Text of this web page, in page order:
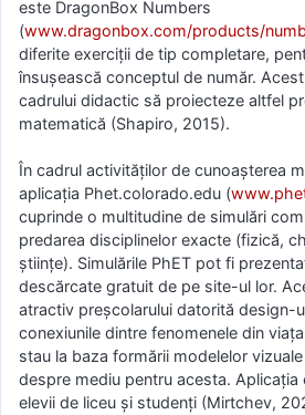
este DragonBox Numbers
(www.dragonbox.com/products/
diferite exerciții de tip completare,
însușească conceptul de număr.
cadrului didactic să proiecteze altfel
matematică (Shapiro, 2015).
În cadrul activităților de cunoașterea
aplicația Phet.colorado.edu (
cuprinde o multitudine de simulări
predarea disciplinelor exacte (fizică,
științe). Simulările PhET pot fi
descărcate gratuit de pe site-ul lor.
atractiv preșcolarului datorită design-
conexiunile dintre fenomenele din
stau la baza formării modelelor
despre mediu pentru acesta.
elevii de liceu și studenți (Mirtchev,